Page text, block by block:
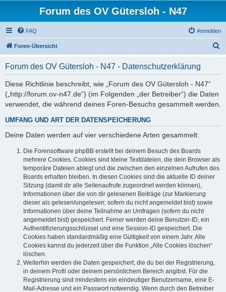
Forum des OV Gütersloh - N47
FAQ Anmelden
Foren-Übersicht
Forum des OV Gütersloh - N47 - Datenschutzerklärung
Diese Richtlinie beschreibt, wie „Forum des OV Gütersloh - N47“
(„http://forum.ov-n47.de“) (im Folgenden „der Betreiber“) die Daten
verwendet, die während deines Foren-Besuchs gesammelt werden.
UMFANG UND ART DER DATENSPEICHERUNG
Deine Daten werden auf vier verschiedene Arten gesammelt:
Die Forensoftware phpBB erstellt bei deinem Besuch des Boards
mehrere Cookies. Cookies sind kleine Textdateien, die dein Browser als
temporäre Dateien ablegt und die zwischen den einzelnen Aufrufen des
Boards erhalten bleiben. In diesen Cookies sind die aktuelle ID deiner
Sitzung (damit dir alle Seitenaufrufe zugeordnet werden können),
Informationen über die von dir gelesenen Beiträge (zur Markierung
dieser als gelesen/ungelesen; sofern du nicht angemeldet bist) sowie
Informationen über deine Teilnahme an Umfragen (sofern du nicht
angemeldet bist) gespeichert. Ferner werden deine Benutzer-ID, ein
Authentifizierungsschlüssel und eine Session-ID gespeichert. Die
Cookies haben standardmäßig eine Gültigkeit von einem Jahr. Alle
Cookies kannst du jederzeit über die Funktion „Alle Cookies löschen“
löschen.
Weiterhin werden die Daten gespeichert, die du bei der Registrierung,
in deinem Profil oder deinem persönlichem Bereich angibst. Für die
Registrierung sind mindestens ein eindeutiger Benutzername, eine E-
Mail-Adresse und ein Passwort notwendig. Wenn durch den Betreiber